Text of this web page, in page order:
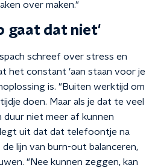
over maken."
gaat dat niet'
schreef over stress en
het constant 'aan staan voor je
is. "Buiten werktijd om
doen. Maar als je dat te veel
duur niet meer af kunnen
legt uit dat dat telefoontje na
lijn van burn-out balanceren,
"Nee kunnen zeggen, kan